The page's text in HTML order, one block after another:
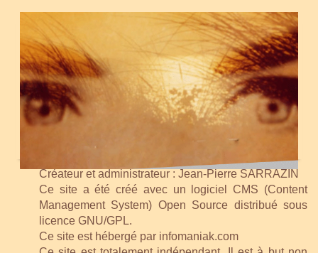
Créateur et administrateur : Jean-Pierre SARRAZIN
Ce site a été créé avec un logiciel CMS (Content
Management System) Open Source distribué sous
licence GNU/GPL.
Ce site est hébergé par infomaniak.com